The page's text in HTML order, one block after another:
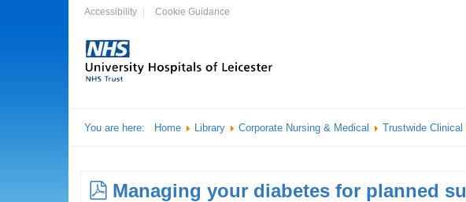
Accessibility Cookie Guidance
You are here: Home Library Corporate Nursing & Medical Trustwide Clinical
pdf
Managing your diabetes for planned